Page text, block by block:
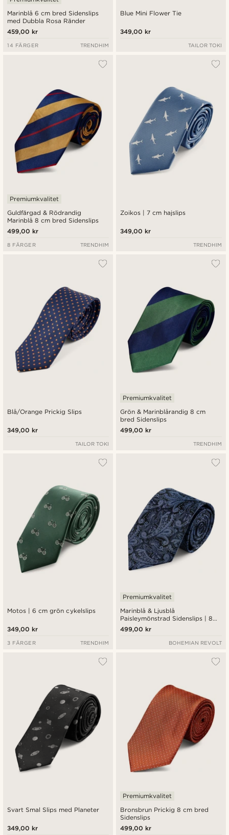
Marinblå 6 cm bred Sidenslips
med Dubbla Rosa Ränder
459,00 kr
14 FÄRGER TRENDHIM
Blue Mini Flower Tie
349,00 kr
TAILOR TOKI
Guldfärgad & Rödrandig
Marinblå 8 cm bred Sidenslips
Premiumkvalitet
499,00 kr
8 FÄRGER TRENDHIM
Zoikos | 7 cm hajslips
349,00 kr
TRENDHIM
Blå/Orange Prickig Slips
349,00 kr
TAILOR TOKI
Grön & Marinblårandig 8 cm
bred Sidenslips
Premiumkvalitet
499,00 kr
TRENDHIM
Motos | 6 cm grön cykelslips
349,00 kr
3 FÄRGER TRENDHIM
Marinblå & Ljusblå
Paisleymönstrad Sidenslips | 8
cm
Premiumkvalitet
499,00 kr
BOHEMIAN REVOLT
Svart Smal Slips med Planeter
349,00 kr
Bronsbrun Prickig 8 cm bred
Sidenslips
Premiumkvalitet
499,00 kr